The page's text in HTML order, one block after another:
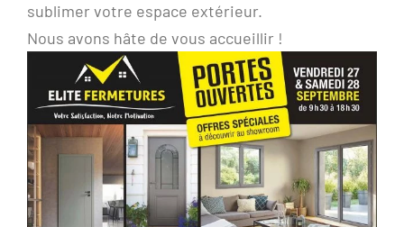
sublimer votre espace extérieur.
Nous avons hâte de vous accueillir !